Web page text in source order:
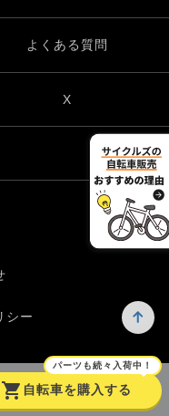
shopping_cart
パーツも続々入荷中！
自転車を購入する
よくある質問
X
シー
Co., Ltd.